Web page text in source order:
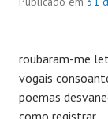
roubaram-me
vogais
poemas
como registrar